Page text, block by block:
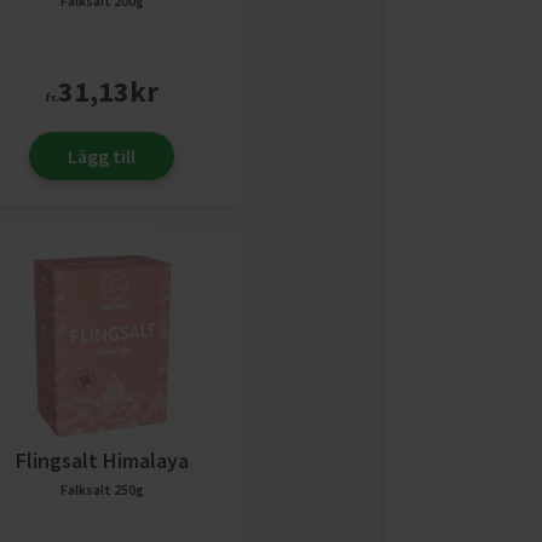
fr.31,13kr
Lägg till
Flingsalt Himalaya
Falksalt 250g